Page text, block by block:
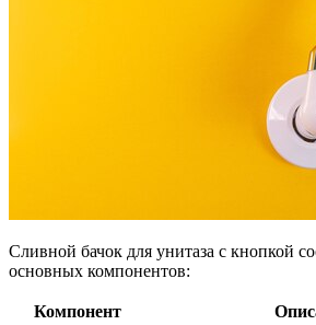
Сливной бачок для унитаза с кнопкой
основных компонентов:
Компонент